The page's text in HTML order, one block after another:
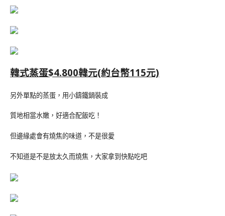
韓式蒸蛋$4.800韓元(約台幣115元)
另外單點的蒸蛋，用小鑄鐵鍋裝成
質地相當水嫩，好適合配飯吃！
但邊緣處會有燒焦的味道，不是很愛
不知道是不是放太久而燒焦，大家拿到快點吃吧